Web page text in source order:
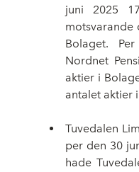
juni 2025 17
motsvarande
Bolaget.
Nordnet
aktier i
antalet aktier
Tuvedalen
per den 30
hade